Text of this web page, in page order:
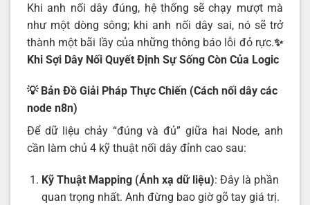
Khi anh nối dây đúng, hệ thống sẽ chạy mượt mà
như một dòng sông; khi anh nối dây sai, nó sẽ trở
thành một bãi lầy của những thông báo lỗi đỏ rực.✨
Khi Sợi Dây Nối Quyết Định Sự Sống Còn Của Logic
💡 Bản Đồ Giải Pháp Thực Chiến (Cách nối dây các
node n8n)
Để dữ liệu chảy “đúng và đủ” giữa hai Node, anh
cần làm chủ 4 kỹ thuật nối dây đỉnh cao sau:
Kỹ Thuật Mapping (Ánh xạ dữ liệu): Đây là phần
quan trọng nhất. Anh đừng bao giờ gõ tay giá trị.